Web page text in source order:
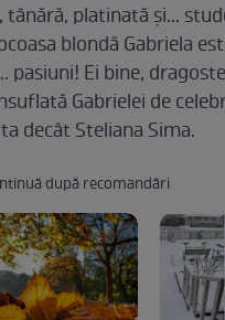
tânără, platinată şi...
blondă Gabriela
pasiuni! Ei bine,
Gabrielei de
decât Steliana Sima.
după recomandări